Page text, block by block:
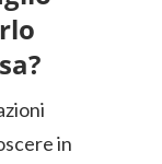
in